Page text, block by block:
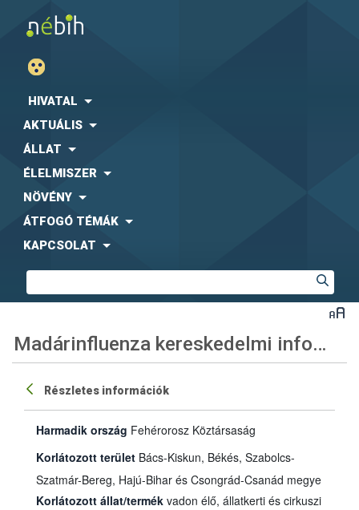
HIVATAL
AKTUÁLIS
ÁLLAT
ÉLELMISZER
NÖVÉNY
ÁTFOGÓ TÉMÁK
KAPCSOLAT
Madárinfluenza kereskedelmi információk
Részletes információk
Harmadik ország Fehérorosz Köztársaság
Korlátozott terület
Szatmár-Bereg, Hajú-Bihar és Csongrád-Csanád megye
Korlátozott állat/termék